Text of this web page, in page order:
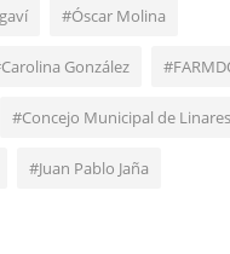
#Óscar Molina
González
#Concejo Municipal de Linares
#Juan Pablo Jaña